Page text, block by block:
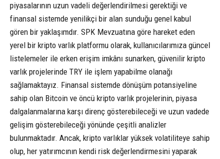
piyasalarının uzun vadeli değerlendirilmesi gerektiği ve
finansal sistemde yenilikçi bir alan sunduğu genel kabul
gören bir yaklaşımdır. SPK Mevzuatına göre hareket eden
yerel bir kripto varlık platformu olarak, kullanıcılarımıza güncel
listelemeler ile erken erişim imkânı sunarken, güvenilir kripto
varlık projelerinde TRY ile işlem yapabilme olanağı
sağlamaktayız. Finansal sistemde dönüşüm potansiyeline
sahip olan Bitcoin ve öncü kripto varlık projelerinin, piyasa
dalgalanmalarına karşı direnç gösterebileceği ve uzun vadede
gelişim gösterebileceği yönünde çeşitli analizler
bulunmaktadır. Ancak, kripto varlıklar yüksek volatiliteye sahip
olup, her yatırımcının kendi risk değerlendirmesini yaparak